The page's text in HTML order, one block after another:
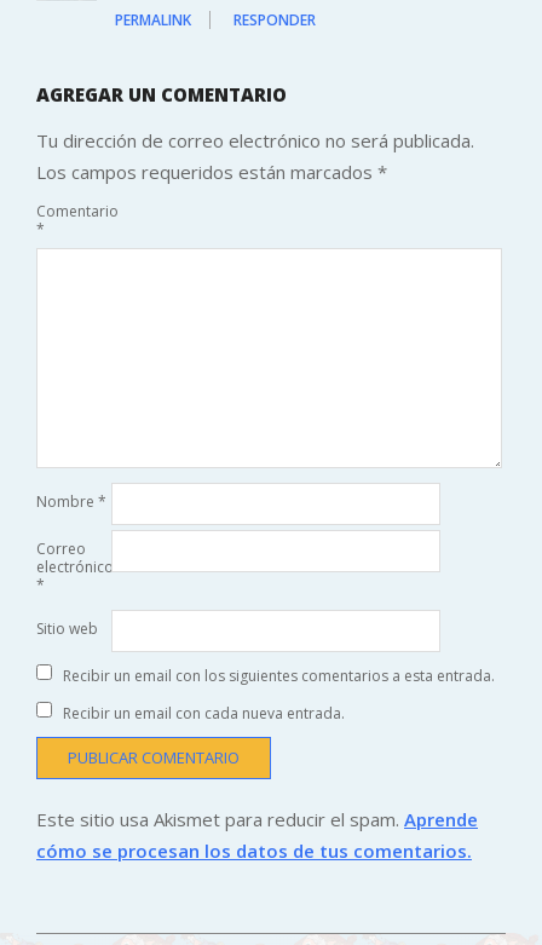
PERMALINK
RESPONDER
AGREGAR UN COMENTARIO
Tu dirección de correo electrónico no será publicada.
Los campos requeridos están marcados *
Comentario
*
Nombre *
Correo
electrónico
*
Sitio web
Recibir un email con los siguientes comentarios a esta entrada.
Recibir un email con cada nueva entrada.
Este sitio usa Akismet para reducir el spam. Aprende
cómo se procesan los datos de tus comentarios.